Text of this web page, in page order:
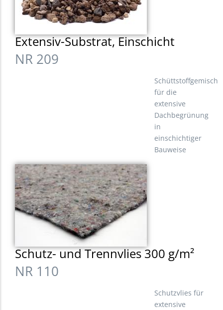
Extensiv-Substrat, Einschicht
NR 209
Schüttstoffgemisch
für die
extensive
Dachbegrünung
in
einschichtiger
Bauweise
Schutz- und Trennvlies 300 g/m²
NR 110
Schutzvlies für
extensive